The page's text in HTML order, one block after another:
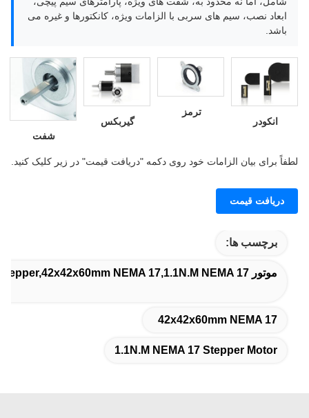
ابعاد نصب، سیم های سربی با الزامات ویژه، کانکتورها و غیره می
باشد.
انکودر
ترمز
گیربکس
شفت
لطفاً برای بیان الزامات خود روی دکمه "دریافت قیمت" در زیر کلیک کنید.
دریافت قیمت
برچسب ها:
موتور 60mm NEMA 17 Stepper,42x42x60mm NEMA 17,1.1N.M NEMA 17 موتور مرحله ای
42x42x60mm NEMA 17
1.1N.M NEMA 17 Stepper Motor